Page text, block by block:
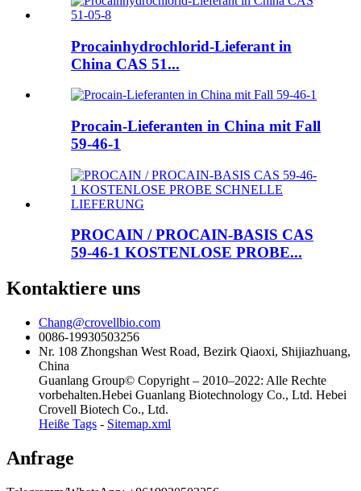
Procainhydrochlorid-Lieferant in
China CAS 51...
Procain-Lieferanten in China mit Fall
59-46-1
PROCAIN / PROCAIN-BASIS CAS
59-46-1 KOSTENLOSE PROBE...
Kontaktiere uns
Chang@crovellbio.com
0086-19930503256
Nr. 108 Zhongshan West Road, Bezirk Qiaoxi, Shijiazhuang,
China
Guanlang Group© Copyright – 2010–2022: Alle Rechte
vorbehalten.Hebei Guanlang Biotechnology Co., Ltd. Hebei
Crovell Biotech Co., Ltd.
Heiße Tags - Sitemap.xml
Anfrage